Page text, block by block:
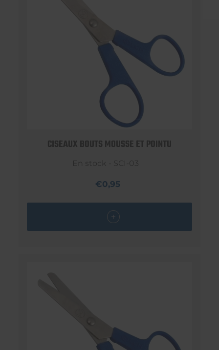
CISEAUX BOUTS MOUSSE ET POINTU
En stock - SCI-03
€0,95